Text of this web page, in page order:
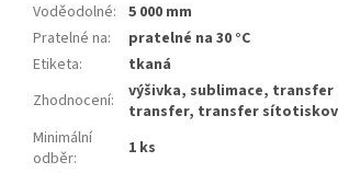
Voděodolné: 5 000 mm
Pratelné na:
pratelné na 30 °C
Etiketa:
tkaná
Zhodnocení:
výšivka, sublimace,
transfer, transfer
Minimální
odběr:
1 ks